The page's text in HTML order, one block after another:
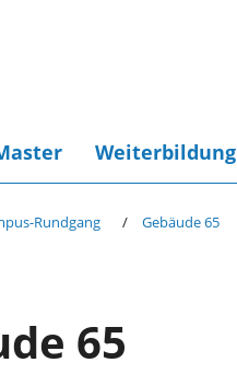
Weiterbildung
Rundgang Gebäude 65
65